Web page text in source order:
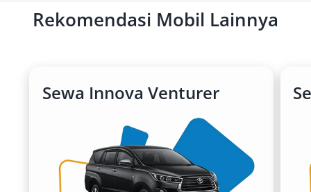
Rekomendasi Mobil Lainnya
Sewa Innova Venturer